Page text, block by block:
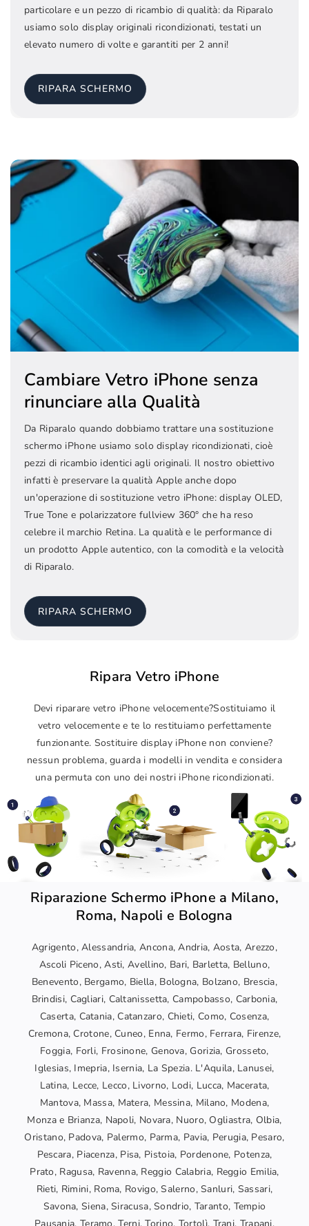
particolare e un pezzo di ricambio di qualità: da Riparalo
usiamo solo display originali ricondizionati, testati un
elevato numero di volte e garantiti per 2 anni!
RIPARA SCHERMO
Cambiare Vetro iPhone senza
rinunciare alla Qualità
Da Riparalo quando dobbiamo trattare una sostituzione
schermo iPhone usiamo solo display ricondizionati, cioè
pezzi di ricambio identici agli originali. Il nostro obiettivo
infatti è preservare la qualità Apple anche dopo
un'operazione di sostituzione vetro iPhone: display OLED,
True Tone e polarizzatore fullview 360° che ha reso
celebre il marchio Retina. La qualità e le performance di
un prodotto Apple autentico, con la comodità e la velocità
di Riparalo.
RIPARA SCHERMO
Ripara Vetro iPhone
Devi riparare vetro iPhone velocemente?Sostituiamo il
vetro velocemente e te lo restituiamo perfettamente
funzionante. Sostituire display iPhone non conviene?
nessun problema, guarda i modelli in vendita e considera
una permuta con uno dei nostri iPhone ricondizionati.
Riparazione Schermo iPhone a Milano,
Roma, Napoli e Bologna
Agrigento, Alessandria, Ancona, Andria, Aosta, Arezzo,
Ascoli Piceno, Asti, Avellino, Bari, Barletta, Belluno,
Benevento, Bergamo, Biella, Bologna, Bolzano, Brescia,
Brindisi, Cagliari, Caltanissetta, Campobasso, Carbonia,
Caserta, Catania, Catanzaro, Chieti, Como, Cosenza,
Cremona, Crotone, Cuneo, Enna, Fermo, Ferrara, Firenze,
Foggia, Forli, Frosinone, Genova, Gorizia, Grosseto,
Iglesias, Imepria, Isernia, La Spezia. L'Aquila, Lanusei,
Latina, Lecce, Lecco, Livorno, Lodi, Lucca, Macerata,
Mantova, Massa, Matera, Messina, Milano, Modena,
Monza e Brianza, Napoli, Novara, Nuoro, Ogliastra, Olbia,
Oristano, Padova, Palermo, Parma, Pavia, Perugia, Pesaro,
Pescara, Piacenza, Pisa, Pistoia, Pordenone, Potenza,
Prato, Ragusa, Ravenna, Reggio Calabria, Reggio Emilia,
Rieti, Rimini, Roma, Rovigo, Salerno, Sanluri, Sassari,
Savona, Siena, Siracusa, Sondrio, Taranto, Tempio